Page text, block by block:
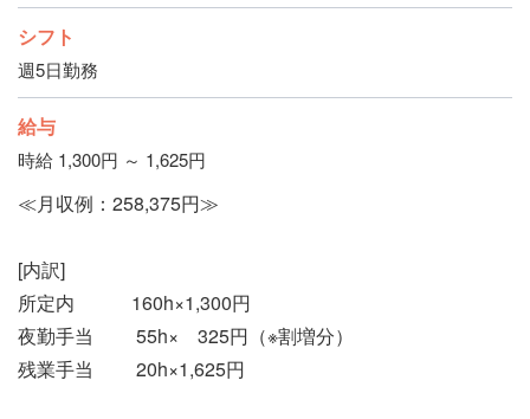
シフト
週5日勤務
給与
時給 1,300円 ～ 1,625円
≪月収例：258,375円≫
[内訳]
所定内 160h×1,300円
夜勤手当 55h× 325円（※割増分）
残業手当 20h×1,625円